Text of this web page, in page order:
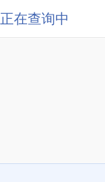
正在查询中